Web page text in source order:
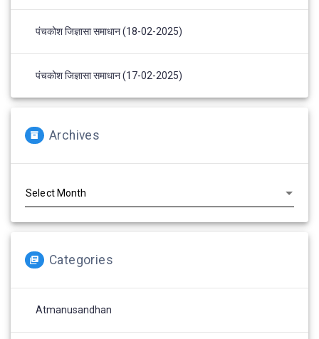
पंचकोश जिज्ञासा समाधान (18-02-2025)
पंचकोश जिज्ञासा समाधान (17-02-2025)
Archives
Categories
Atmanusandhan